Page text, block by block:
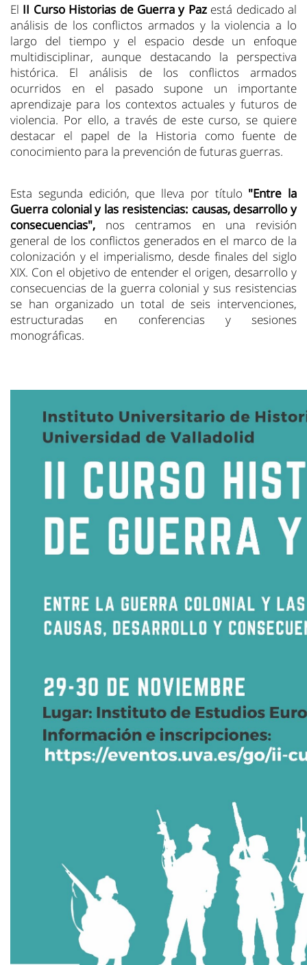
El II Curso Historias de Guerra y Paz está dedicado al
análisis de los conflictos armados y la violencia a lo
largo del tiempo y el espacio desde un enfoque
multidisciplinar, aunque destacando la perspectiva
histórica. El análisis de los conflictos armados
ocurridos en el pasado supone un importante
aprendizaje para los contextos actuales y futuros de
violencia. Por ello, a través de este curso, se quiere
destacar el papel de la Historia como fuente de
conocimiento para la prevención de futuras guerras.
Esta segunda edición, que lleva por título "Entre la
Guerra colonial y las resistencias: causas, desarrollo y
consecuencias", nos centramos en una
revisión
general de los conflictos generados en el marco de la
colonización y el imperialismo, desde finales del siglo
XIX. Con el objetivo de entender el origen, desarrollo y
consecuencias de la guerra colonial y sus resistencias
se han organizado un total de seis intervenciones,
estructuradas en conferencias y sesiones
monográficas.